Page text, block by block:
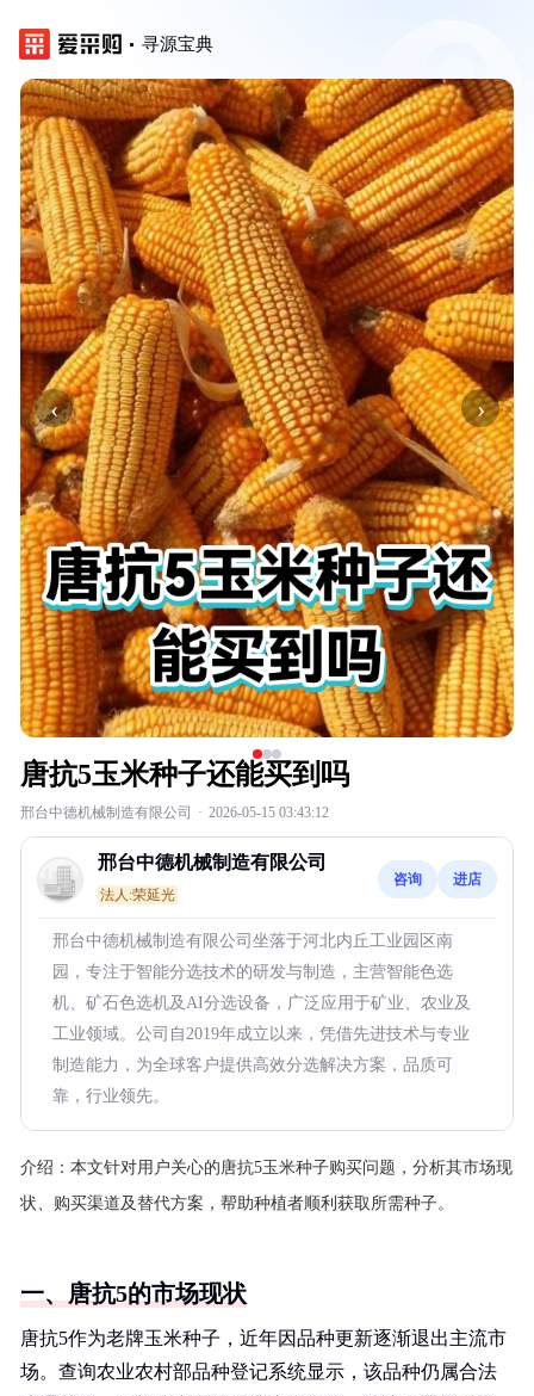
寻源宝典
‹ ›
唐抗5玉米种子还能买到吗
邢台中德机械制造有限公司 · 2026-05-15 03:43:12
邢台中德机械制造有限公司
法人:荣延光
咨询 进店
邢台中德机械制造有限公司坐落于河北内丘工业园区南
园，专注于智能分选技术的研发与制造，主营智能色选
机、矿石色选机及AI分选设备，广泛应用于矿业、农业及
工业领域。公司自2019年成立以来，凭借先进技术与专业
制造能力，为全球客户提供高效分选解决方案，品质可
靠，行业领先。
介绍： 本文针对用户关心的唐抗5玉米种子购买问题，分析其市场现
状、购买渠道及替代方案，帮助种植者顺利获取所需种子。
一、唐抗5的市场现状
唐抗5作为老牌玉米种子，近年因品种更新逐渐退出主流市
场。查询农业农村部品种登记系统显示，该品种仍属合法